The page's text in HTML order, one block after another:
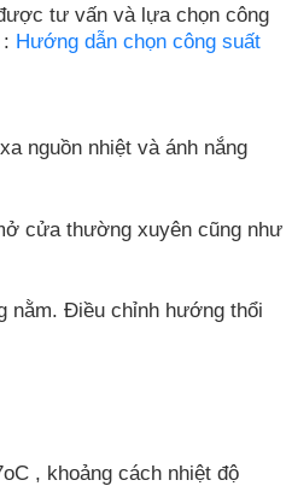
tư vấn và lựa chọn công
Hướng dẫn chọn công suất
nguồn nhiệt và ánh nắng
cửa thường xuyên cũng như
nằm. Điều chỉnh hướng thổi
, khoảng cách nhiệt độ